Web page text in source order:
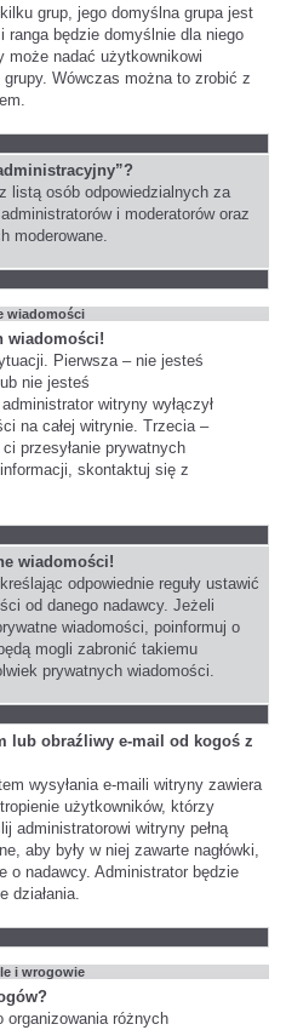
grup, jego domyślna grupa jest
będzie domyślnie dla niego
może nadać użytkownikowi
Wówczas można to zrobić z
listą osób odpowiedzialnych za
i moderatorów oraz
moderowane.
wiadomości
wiadomości!
Pierwsza – nie jesteś
nie jesteś
witryny wyłączył
na całej witrynie. Trzecia –
przesyłanie prywatnych
skontaktuj się z
wiadomości!
odpowiednie reguły ustawić
od danego nadawcy. Jeżeli
wiadomości, poinformuj o
mogli zabronić takiemu
prywatnych wiadomości.
lub obraźliwy e-mail od kogoś z
wysyłania e-maili witryny zawiera
użytkowników, którzy
administratorowi witryny pełną
aby były w niej zawarte nagłówki,
o nadawcy. Administrator będzie
działania.
i wrogowie
różnych